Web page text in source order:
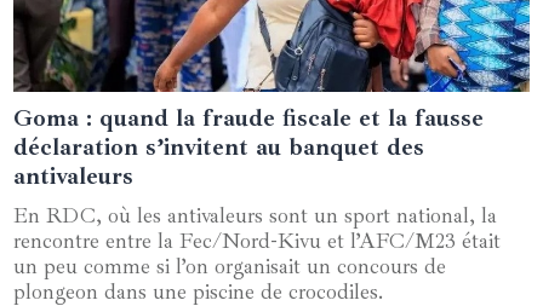
21 mars 2025
Goma : quand la fraude fiscale et la fausse
déclaration s’invitent au banquet des
antivaleurs
En RDC, où les antivaleurs sont un sport national, la
rencontre entre la Fec/Nord-Kivu et l’AFC/M23 était
un peu comme si l’on organisait un concours de
plongeon dans une piscine de crocodiles.